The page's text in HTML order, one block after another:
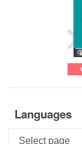
Languages
Languages